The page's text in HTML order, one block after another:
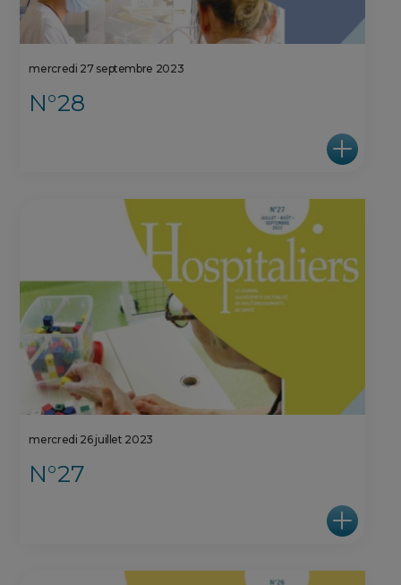
mercredi 27 septembre 2023
N°28
mercredi 26 juillet 2023
N°27